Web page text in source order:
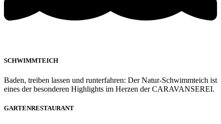
SCHWIMMTEICH
Baden, treiben lassen und runterfahren: Der Natur-Schwimmteich ist
eines der besonderen Highlights im Herzen der CARAVANSEREI.
GARTENRESTAURANT